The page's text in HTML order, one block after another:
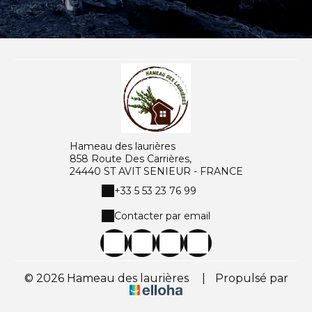
Hameau des laurières
858 Route Des Carrières,
24440 ST AVIT SENIEUR - FRANCE
+33 5 53 23 76 99
Contacter par email
© 2026 Hameau des laurières Propulsé par